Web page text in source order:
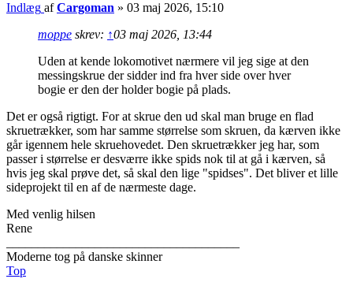
Indlæg afCargoman » 03 maj 2026, 15:10
moppe skrev: ↑03 maj 2026, 13:44
Uden at kende lokomotivet nærmere vil jeg sige at den
messingskrue der sidder ind fra hver side over hver
bogie er den der holder bogie på plads.
Det er også rigtigt. For at skrue den ud skal man bruge en flad
skruetrækker, som har samme størrelse som skruen, da kærven ikke
går igennem hele skruehovedet. Den skruetrækker jeg har, som
passer i størrelse er desværre ikke spids nok til at gå i kærven, så
hvis jeg skal prøve det, så skal den lige "spidses". Det bliver et lille
sideprojekt til en af de nærmeste dage.
Med venlig hilsen
Rene
Moderne tog på danske skinner
Top